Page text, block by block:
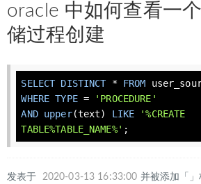
oracle 中如何查看一
储过程创建
SELECT DISTINCT * FROM
WHERE TYPE =
'PROCEDURE'
AND upper(text) LIKE
'%CREATE
TABLE%TABLE_NAME%' ;
发表于 2020-03-13 16:33:00 并被添加「